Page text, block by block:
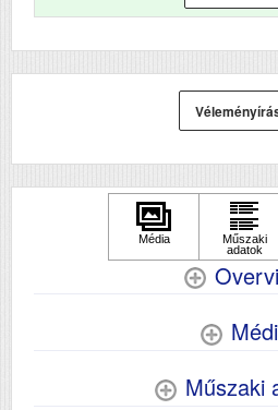
Papírkapacitás
Papírsúly g/m2
(oldal/hó)
Szkennelés
Tömeg (kg)
Méretek (ma x szé x mé mm)
Műszaki